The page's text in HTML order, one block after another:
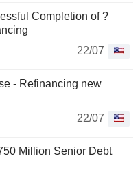
Completion of ?
22/07
- Refinancing new
22/07
Million Senior Debt